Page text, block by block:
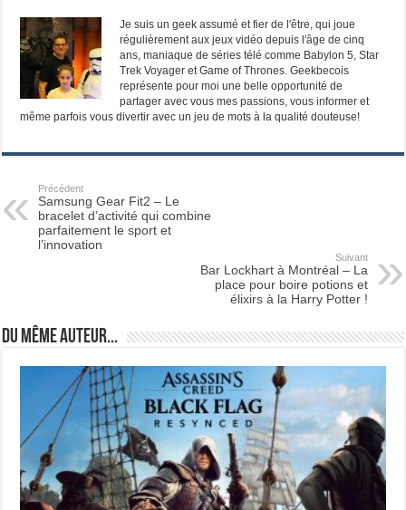
Je suis un geek assumé et fier de l'être, qui joue
régulièrement aux jeux vidéo depuis l'âge de cinq
ans, maniaque de séries télé comme Babylon 5, Star
Trek Voyager et Game of Thrones. Geekbecois
représente pour moi une belle opportunité de
partager avec vous mes passions, vous informer et
même parfois vous divertir avec un jeu de mots à la qualité douteuse!
Précédent
Samsung Gear Fit2 – Le
bracelet d’activité qui combine
parfaitement le sport et
l’innovation
Suivant
Bar Lockhart à Montréal – La
place pour boire potions et
élixirs à la Harry Potter !
Du même auteur...